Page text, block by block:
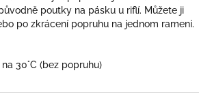
poutky na pásku u riflí. Můžete ji
po zkrácení popruhu na jednom rameni.
30°C (bez popruhu)